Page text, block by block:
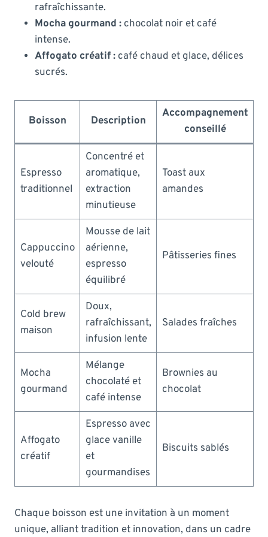
rafraîchissante.
Mocha gourmand : chocolat noir et café
intense.
Affogato créatif : café chaud et glace, délices
sucrés.
Boisson Description
Accompagnement
conseillé
Espresso
traditionnel
Concentré et
aromatique,
extraction
minutieuse
Toast aux
amandes
Cappuccino
velouté
Mousse de lait
aérienne,
espresso
équilibré
Pâtisseries fines
Cold brew
maison
Doux,
rafraîchissant,
infusion lente
Salades fraîches
Mocha
gourmand
Mélange
chocolaté et
café intense
Brownies au
chocolat
Affogato
créatif
Espresso avec
glace vanille
et
gourmandises
Biscuits sablés
Chaque boisson est une invitation à un moment
unique, alliant tradition et innovation, dans un cadre